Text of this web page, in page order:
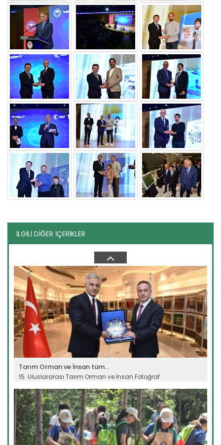
İLGİLİ DİĞER İÇERİKLER
Dünya Çiftçiler günü Bursa’da düzenlenen “Tarım Liderleri...
Devamını Oku ->
Cumhurbaşkanlığı külliyesi...
Toprağı emekle bereketlendiren çiftçiler Ankara’da buluştu.
Dünya...
Devamını Oku ->
Yeni filo 'yeşil vatan'...
Orman teşkilatının gücüne güç katacak yeni araçlar törenle
Devamını Oku ->
Tarım Orman ve İnsan tüm...
15. Uluslararası Tarım Orman ve İnsan Fotoğraf
Devamını Oku ->